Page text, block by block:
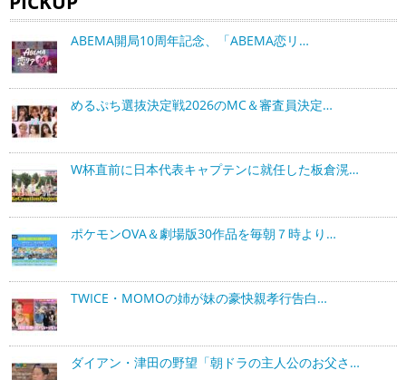
ABEMA開局10周年記念、「ABEMA恋リ…
めるぷち選抜決定戦2026のMC＆審査員決定…
W杯直前に日本代表キャプテンに就任した板倉滉…
ポケモンOVA＆劇場版30作品を毎朝７時より…
TWICE・MOMOの姉が妹の豪快親孝行告白…
ダイアン・津田の野望「朝ドラの主人公のお父さ…